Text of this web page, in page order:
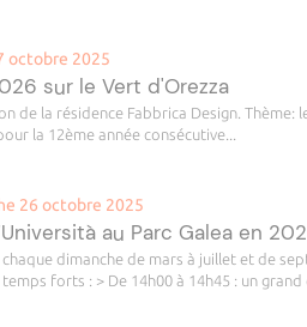
octobre 2025
sur le Vert d'Orezza
la résidence Fabbrica Design. Thème: le
la 12ème année consécutive...
26 octobre 2025
au Parc Galea en
dimanche de mars à juillet et de
forts : > De 14h00 à 14h45 : un grand